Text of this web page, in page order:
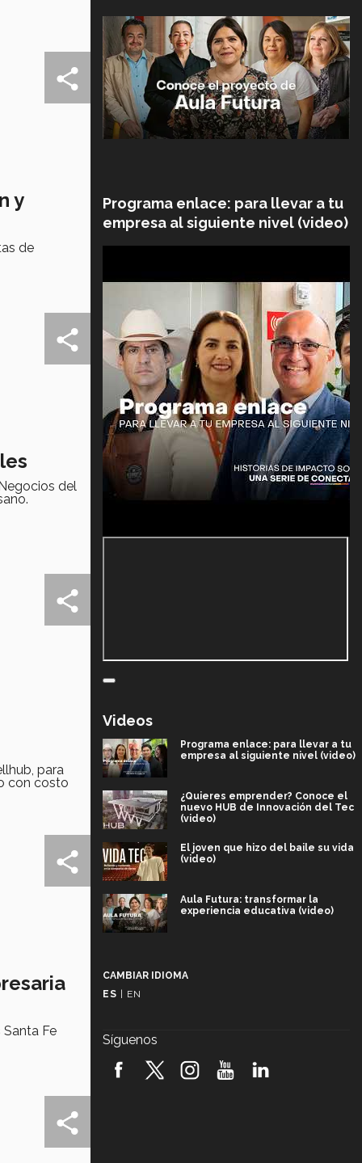
y
de
del
para
con costo
Fe
Programa enlace: para llevar a tu
empresa al siguiente nivel (video)
Videos
Programa enlace: para llevar a tu
empresa al siguiente nivel (video)
¿Quieres emprender? Conoce el
nuevo HUB de Innovación del Tec
(video)
El joven que hizo del baile su vida
(video)
Aula Futura: transformar la
experiencia educativa (video)
robótica FIRST 2026! (video)
CAMBIAR IDIOMA
ES
EN
Síguenos